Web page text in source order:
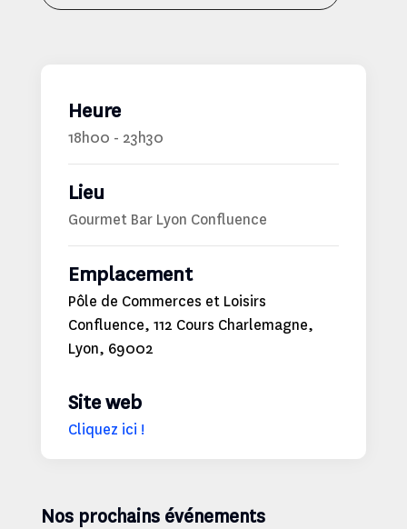
Heure
18h00 - 23h30
Lieu
Gourmet Bar Lyon Confluence
Emplacement
Pôle de Commerces et Loisirs
Confluence, 112 Cours Charlemagne,
Lyon, 69002
Site web
Cliquez ici !
Nos prochains événements